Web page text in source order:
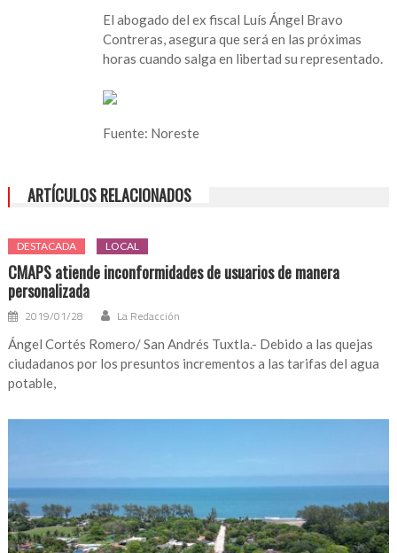
El abogado del ex fiscal Luís Ángel Bravo
Contreras, asegura que será en las próximas
horas cuando salga en libertad su representado.
Fuente: Noreste
ARTÍCULOS RELACIONADOS
DESTACADA LOCAL
CMAPS atiende inconformidades de usuarios de manera
personalizada
2019/01/28 La Redacción
Ángel Cortés Romero/ San Andrés Tuxtla.- Debido a las quejas
ciudadanos por los presuntos incrementos a las tarifas del agua
potable,